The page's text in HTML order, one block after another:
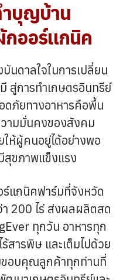
าย
อียด
ดูราย
ละเอียด
ละเอียด
ดูราย
อียด
ละเอียด
ดูราย
ละเอียด
บุญบ้าน
กออร์แกนิค
นดาลใจในการเปลี่ยน
สู่การทำเกษตรอินทรีย์
ดภัยทางอาหารคือพื้น
ามมั่นคงของสังคม
ให้ผู้คนอยู่ได้อย่างพอ
สุขภาพแข็งแรง
ร์แกนิคฟาร์มที่จังหวัด
200 ไร่ ส่งผลผลิตสด
ทุกวัน อาหารทุก
สารพิษ และเต็มไปด้วย
อบคุณลูกค้าทุกท่านที่